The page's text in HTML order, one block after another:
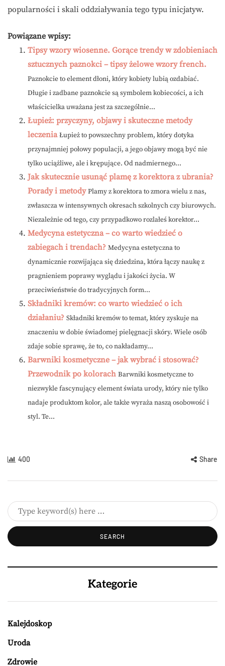
popularności i skali oddziaływania tego typu inicjatyw.
Powiązane wpisy:
Tipsy wzory wiosenne. Gorące trendy w zdobieniach
sztucznych paznokci – tipsy żelowe wzory french.
Paznokcie to element dłoni, który kobiety lubią ozdabiać.
Długie i zadbane paznokcie są symbolem kobiecości, a ich
właścicielka uważana jest za szczególnie...
Łupież: przyczyny, objawy i skuteczne metody
leczenia Łupież to powszechny problem, który dotyka
przynajmniej połowy populacji, a jego objawy mogą być nie
tylko uciążliwe, ale i krępujące. Od nadmiernego...
Jak skutecznie usunąć plamę z korektora z ubrania?
Porady i metody Plamy z korektora to zmora wielu z nas,
zwłaszcza w intensywnych okresach szkolnych czy biurowych.
Niezależnie od tego, czy przypadkowo rozlałeś korektor...
Medycyna estetyczna – co warto wiedzieć o
zabiegach i trendach? Medycyna estetyczna to
dynamicznie rozwijająca się dziedzina, która łączy naukę z
pragnieniem poprawy wyglądu i jakości życia. W
przeciwieństwie do tradycyjnych form...
Składniki kremów: co warto wiedzieć o ich
działaniu? Składniki kremów to temat, który zyskuje na
znaczeniu w dobie świadomej pielęgnacji skóry. Wiele osób
zdaje sobie sprawę, że to, co nakładamy...
Barwniki kosmetyczne – jak wybrać i stosować?
Przewodnik po kolorach Barwniki kosmetyczne to
niezwykle fascynujący element świata urody, który nie tylko
nadaje produktom kolor, ale także wyraża naszą osobowość i
styl. Te...
400 Share
Kategorie
Kalejdoskop
Uroda
Zdrowie